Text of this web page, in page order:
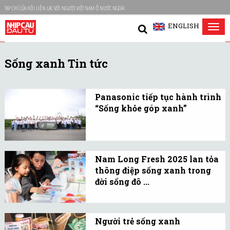
TẠP CHÍ CỦA HỘI LIÊN LẠC VỚI NGƯỜI VIỆT NAM Ở NƯỚC NGOÀI
ENGLISH
Sống xanh Tin tức
Panasonic tiếp tục hành trình
“Sống khỏe góp xanh”
Nam tiếp tục đẩy mạnh
chiến lược phát triển bền
vững thông qua chuỗi
Nam Long Fresh 2025 lan tỏa
thông điệp sống xanh trong
đời sống đô ...
cộng đồng qua hành động
Người trẻ sống xanh